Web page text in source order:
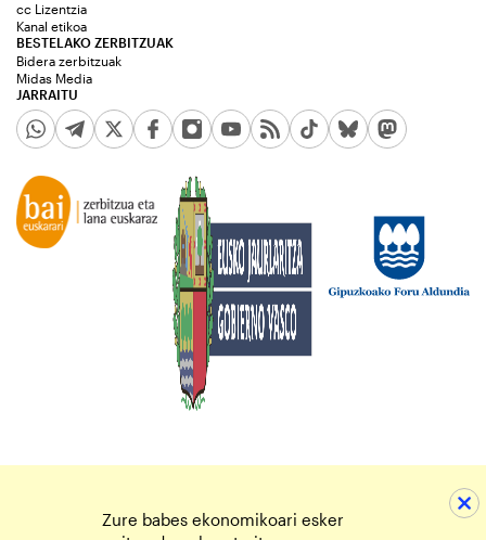
JARRAITU
cc Lizentzia
Kanal etikoa
BESTELAKO ZERBITZUAK
Bidera zerbitzuak
Midas Media
Zure babes ekonomikoari esker